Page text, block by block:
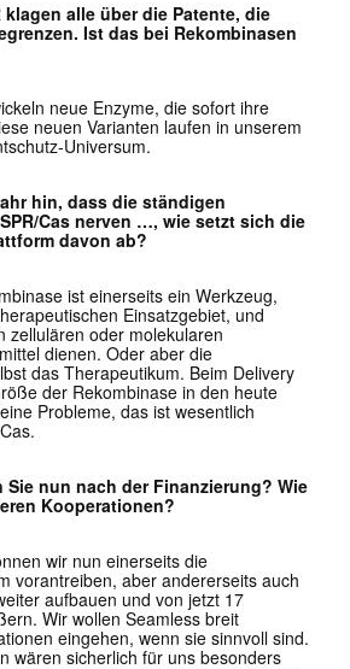
klagen alle über die Patente, die
Ist das bei Rekombinasen
neue Enzyme, die sofort ihre
neuen Varianten laufen in unserem
Universum.
hin, dass die ständigen
Cas nerven …, wie setzt sich die
davon ab?
ist einerseits ein Werkzeug,
Einsatzgebiet, und
zellulären oder molekularen
dienen. Oder aber die
das Therapeutikum. Beim Delivery
der Rekombinase in den heute
Probleme, das ist wesentlich
Sie nun nach der Finanzierung? Wie
Kooperationen?
wir nun einerseits die
vorantreiben, aber andererseits auch
aufbauen und von jetzt 17
Wir wollen Seamless breit
eingehen, wenn sie sinnvoll sind.
wären sicherlich für uns besonders